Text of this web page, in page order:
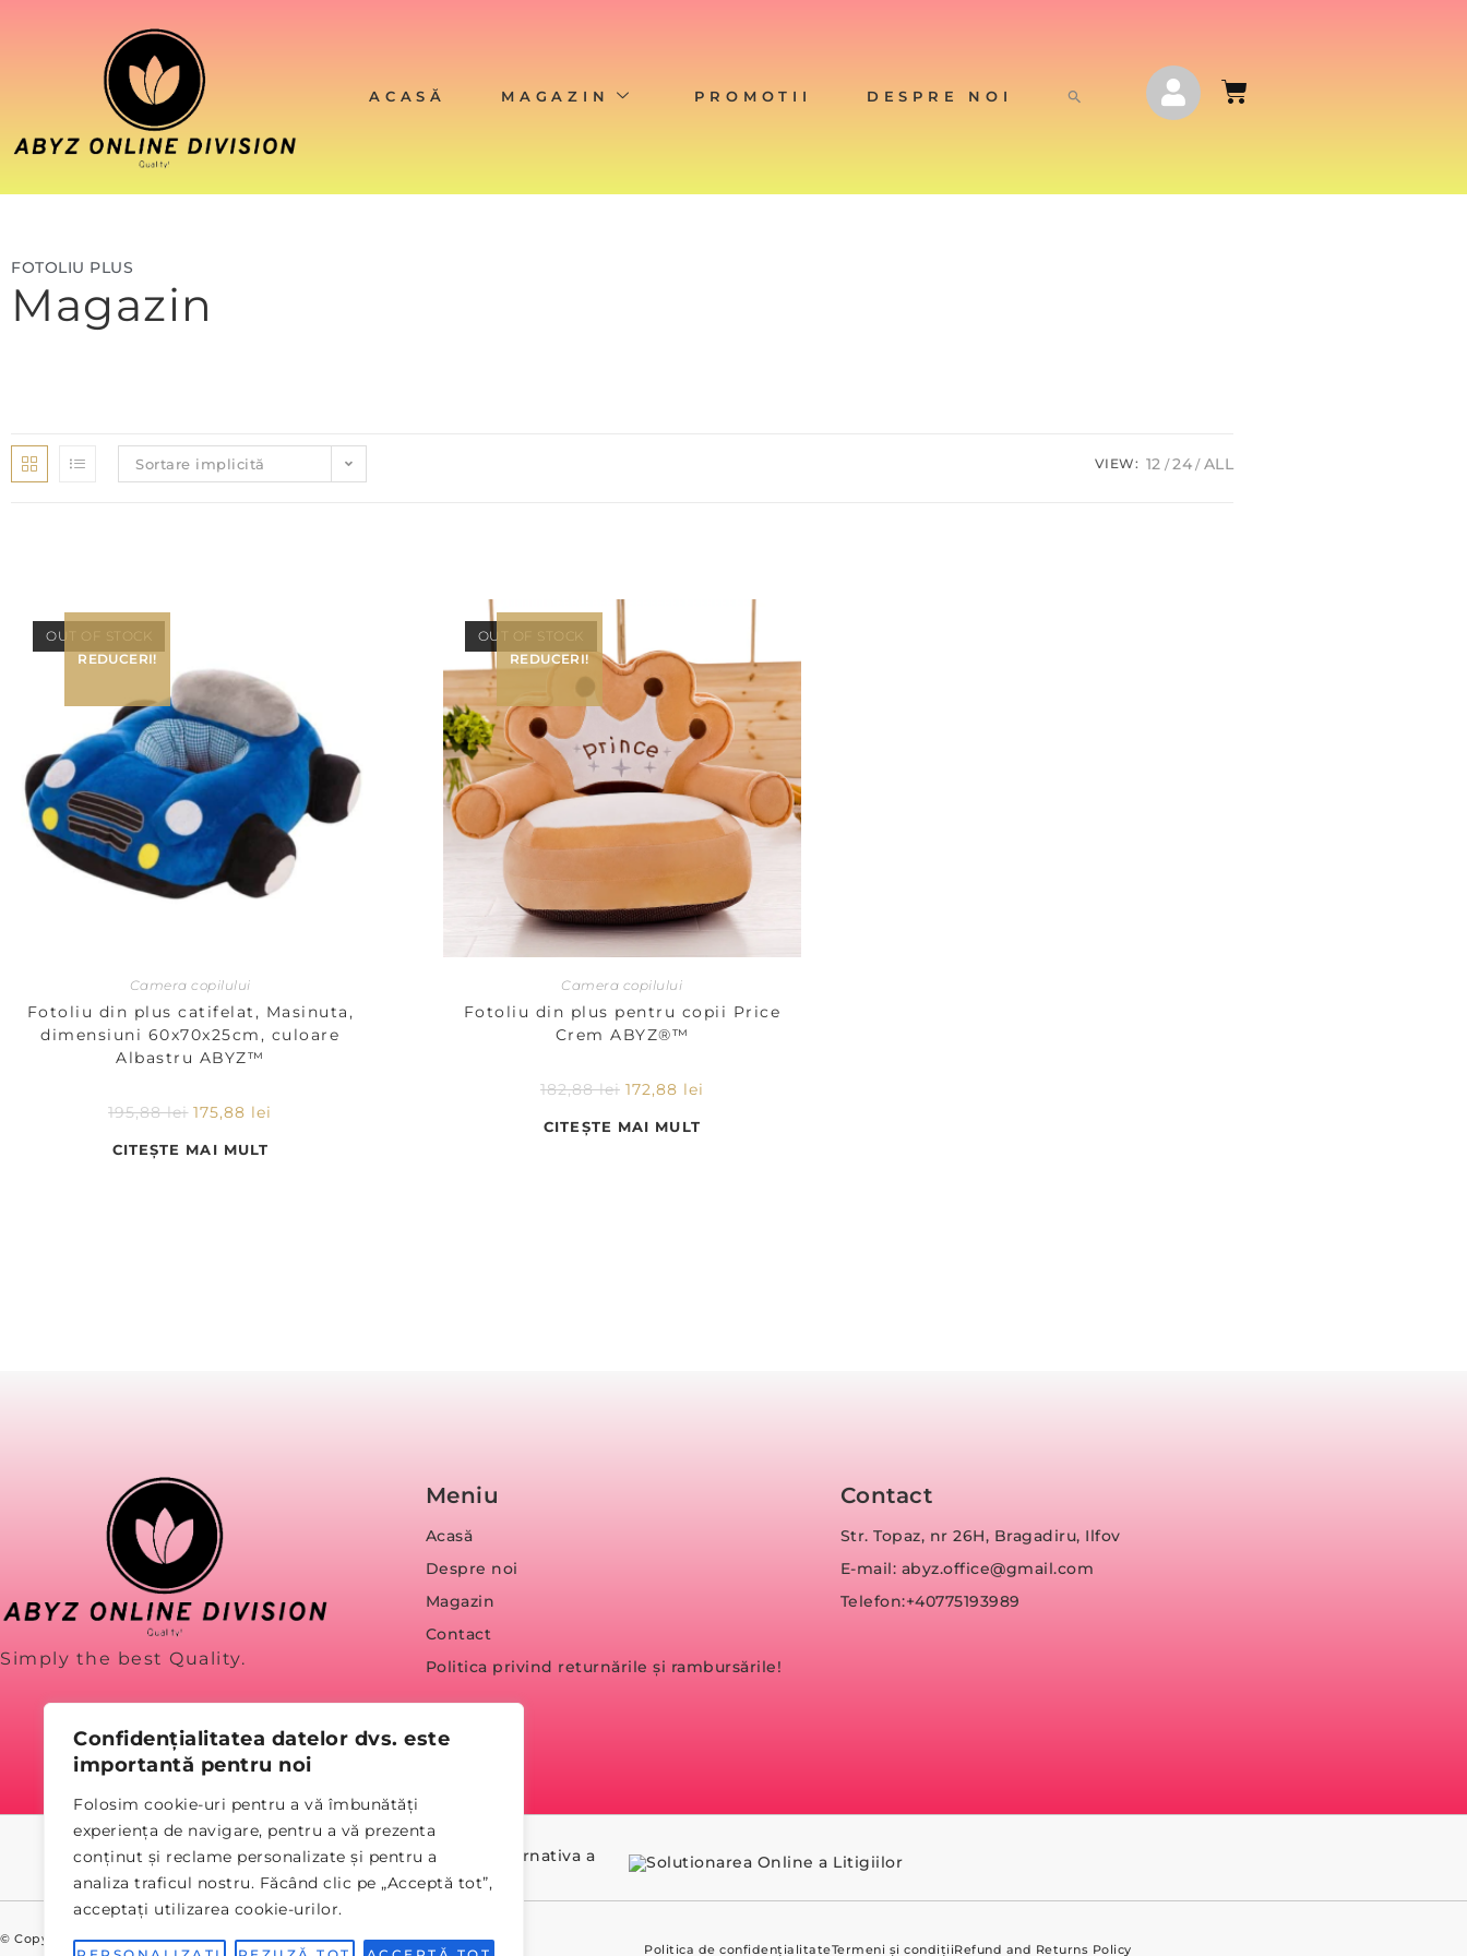
Confidențialitatea datelor dvs. este
importantă pentru noi
Folosim cookie-uri pentru a vă îmbunătăți
experiența de navigare, pentru a vă prezenta
conținut și reclame personalizate și pentru a
analiza traficul nostru. Făcând clic pe „Acceptă tot”,
acceptați utilizarea cookie-urilor.
ACASĂ MAGAZIN PROMOTII DESPRE NOI
FOTOLIU PLUS
Magazin
Sortare implicită VIEW: 12 24 ALL
OUT OF STOCK
REDUCERI!
Camera copilului
Fotoliu din plus catifelat, Masinuta,
dimensiuni 60x70x25cm, culoare
Albastru ABYZ™
195,88lei 175,88 lei
CITEȘTE MAI MULT
OUT OF STOCK
REDUCERI!
Camera copilului
Fotoliu din plus pentru copii Price
Crem ABYZ®™
182,88lei 172,88 lei
CITEȘTE MAI MULT
Simply the best Quality.
Meniu
Acasă
Despre noi
Magazin
Contact
Politica privind returnările și rambursările!
Contact
Str. Topaz, nr 26H, Bragadiru, Ilfov
E-mail: abyz.office@gmail.com
Telefon:+40775193989
© Copyright 2023 abyz.ro
Politica de confidențialitateTermeni și condițiiRefund and Returns Policy